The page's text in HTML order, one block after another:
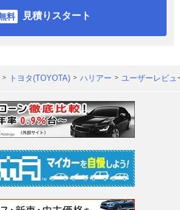
見積りスタート
トヨタ(TOYOTA) ハリアー ユーザーレビュ